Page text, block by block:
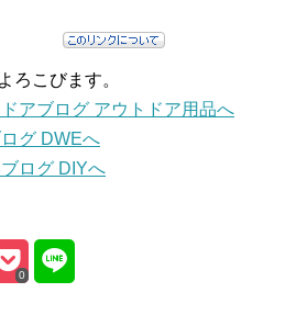
ろこびます。
0